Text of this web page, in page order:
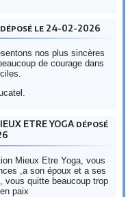
le 24-02-2026
nos plus sincères
de courage dans
ETRE YOGA déposé
Mieux Etre Yoga, vous
,a son époux et a ses
vous quitte beaucoup trop
paix